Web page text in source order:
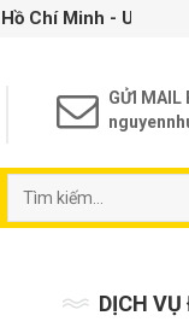
Tín - Chất Lượng
GỬI MAIL
DỊCH